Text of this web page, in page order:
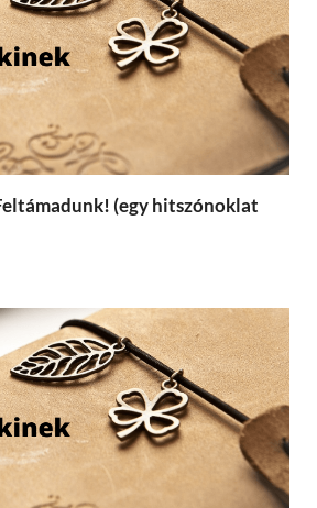
(egy hitszónoklat